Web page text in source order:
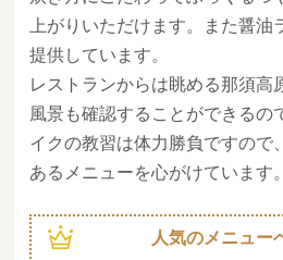
上がりいただけます。また醤油
提供しています。
レストランからは眺める那須高
風景も確認することができるの
イクの教習は体力勝負ですので
あるメニューを心がけています。
人気のメニュー